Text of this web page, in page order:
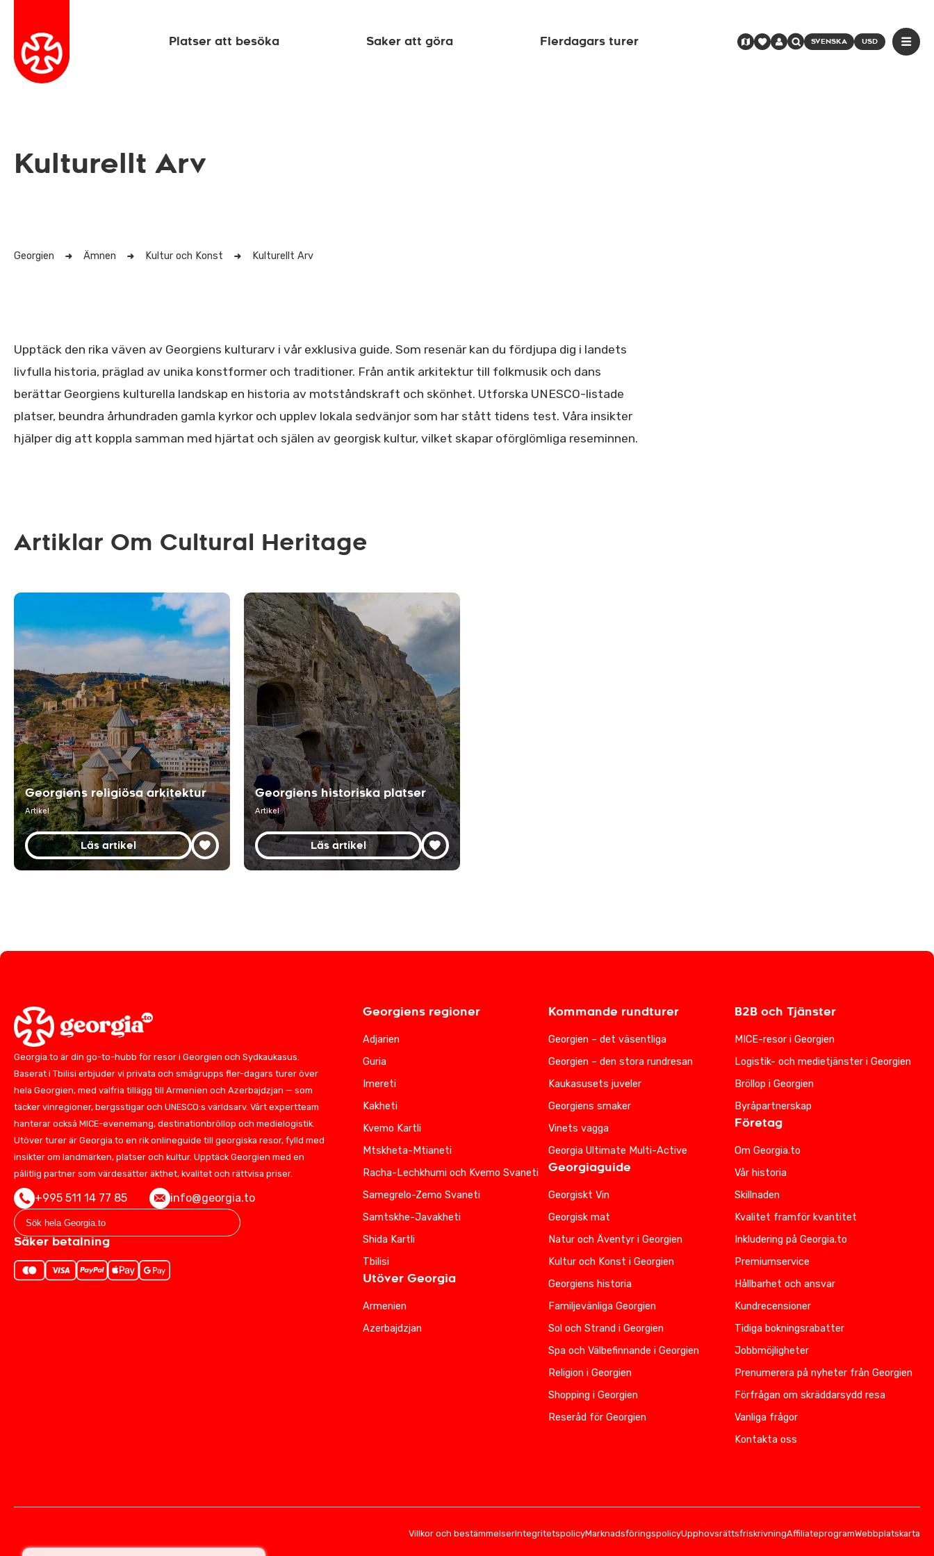
Platser att besöka Saker att göra Flerdagars turer SVENSKA USD
Kulturellt Arv
Georgien Ämnen Kultur och Konst Kulturellt Arv
Upptäck den rika väven av Georgiens kulturarv i vår exklusiva guide. Som resenär kan du fördjupa dig i landets
livfulla historia, präglad av unika konstformer och traditioner. Från antik arkitektur till folkmusik och dans
berättar Georgiens kulturella landskap en historia av motståndskraft och skönhet. Utforska UNESCO-listade
platser, beundra århundraden gamla kyrkor och upplev lokala sedvänjor som har stått tidens test. Våra insikter
hjälper dig att koppla samman med hjärtat och själen av georgisk kultur, vilket skapar oförglömliga reseminnen.
Artiklar Om Cultural Heritage
Georgiens religiösa arkitektur
Artikel
Läs artikel
Georgiens historiska platser
Artikel
Läs artikel
Georgia.to är din go-to-hubb för resor i Georgien och Sydkaukasus.
Baserat i Tbilisi erbjuder vi privata och smågrupps fler-dagars turer över
hela Georgien, med valfria tillägg till Armenien och Azerbajdzjan — som
täcker vinregioner, bergsstigar och UNESCO:s världsarv. Vårt expertteam
hanterar också MICE-evenemang, destinationbröllop och medielogistik.
Utöver turer är Georgia.to en rik onlineguide till georgiska resor, fylld med
insikter om landmärken, platser och kultur. Upptäck Georgien med en
pålitlig partner som värdesätter äkthet, kvalitet och rättvisa priser.
+995 511 14 77 85 info@georgia.to
Säker betalning
Georgiens regioner
Adjarien
Guria
Imereti
Kakheti
Kvemo Kartli
Mtskheta-Mtianeti
Racha-Lechkhumi och Kvemo Svaneti
Samegrelo-Zemo Svaneti
Samtskhe-Javakheti
Shida Kartli
Tbilisi
Utöver Georgia
Armenien
Azerbajdzjan
Kommande rundturer
Georgien – det väsentliga
Georgien – den stora rundresan
Kaukasusets juveler
Georgiens smaker
Vinets vagga
Georgia Ultimate Multi-Active
Georgiaguide
Georgiskt Vin
Georgisk mat
Natur och Äventyr i Georgien
Kultur och Konst i Georgien
Georgiens historia
Familjevänliga Georgien
Sol och Strand i Georgien
Spa och Välbefinnande i Georgien
Religion i Georgien
Shopping i Georgien
Reseråd för Georgien
B2B och Tjänster
MICE-resor i Georgien
Logistik- och medietjänster i Georgien
Bröllop i Georgien
Byråpartnerskap
Företag
Om Georgia.to
Vår historia
Skillnaden
Kvalitet framför kvantitet
Inkludering på Georgia.to
Premiumservice
Hållbarhet och ansvar
Kundrecensioner
Tidiga bokningsrabatter
Jobbmöjligheter
Prenumerera på nyheter från Georgien
Förfrågan om skräddarsydd resa
Vanliga frågor
Kontakta oss
Villkor och bestämmelserIntegritetspolicyMarknadsföringspolicyUpphovsrättsfriskrivningAffiliateprogramWebbplatskarta